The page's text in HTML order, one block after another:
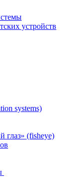
устройств
systems)
глаз» (fisheye)